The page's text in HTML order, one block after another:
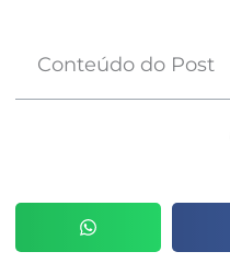
Conteúdo do Post